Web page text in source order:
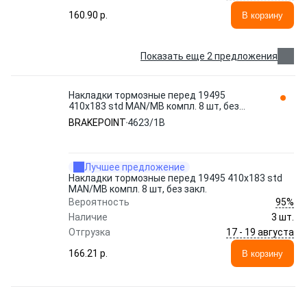
160.90 p.
В корзину
Показать еще 2 предложения
Накладки тормозные перед 19495
410x183 std MAN/MB компл. 8 шт, без
закл. 4623/1B BRAKEPOINT
BRAKEPOINT 4623/1B
Лучшее предложение
Накладки тормозные перед 19495 410x183 std
MAN/MB компл. 8 шт, без закл.
Вероятность
95%
Наличие
3 шт.
Отгрузка
17 - 19 августа
166.21 p.
В корзину